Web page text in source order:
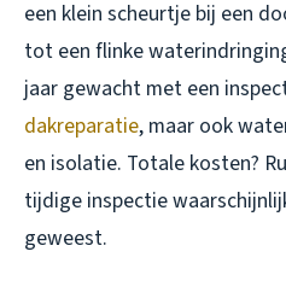
een klein scheurtje bij een
tot een flinke
jaar gewacht met een
dakreparatie, maar ook
en isolatie. Totale kosten?
tijdige inspectie
geweest.